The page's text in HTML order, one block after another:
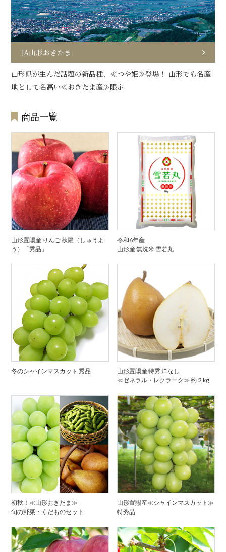
JA山形おきたま
山形県が生んだ話題の新品種、≪つや姫≫登場！ 山形でも名産
地として名高い≪おきたま産≫限定
商品一覧
山形置賜産 りんご 秋陽（しゅうよ
う）「秀品」
令和6年産
山形産 無洗米 雪若丸
冬のシャインマスカット 秀品
山形置賜産 特秀 洋なし
≪ゼネラル・レクラーク≫ 約２kg
初秋！≪山形おきたま≫
旬の野菜・くだものセット
山形置賜産≪シャインマスカット≫
特秀品